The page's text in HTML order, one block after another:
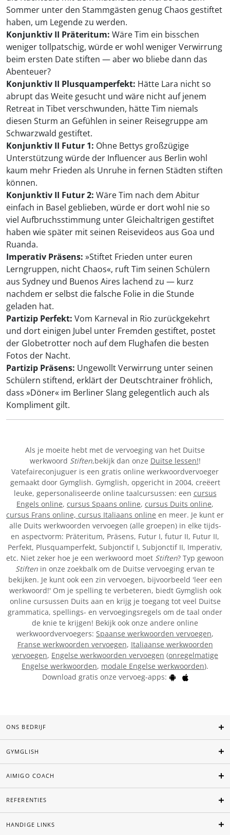
Sommer unter den Stammgästen genug Chaos gestiftet
haben, um Legende zu werden.
Konjunktiv II Präteritum: Wäre Tim ein bisschen
weniger tollpatschig, würde er wohl weniger Verwirrung
beim ersten Date stiften — aber wo bliebe dann das
Abenteuer?
Konjunktiv II Plusquamperfekt: Hätte Lara nicht so
abrupt das Weite gesucht und wäre nicht auf jenem
Retreat in Tibet verschwunden, hätte Tim niemals
diesen Sturm an Gefühlen in seiner Reisegruppe am
Schwarzwald gestiftet.
Konjunktiv II Futur 1: Ohne Bettys großzügige
Unterstützung würde der Influencer aus Berlin wohl
kaum mehr Frieden als Unruhe in fernen Städten stiften
können.
Konjunktiv II Futur 2: Wäre Tim nach dem Abitur
einfach in Basel geblieben, würde er dort wohl nie so
viel Aufbruchsstimmung unter Gleichaltrigen gestiftet
haben wie später mit seinen Reisevideos aus Goa und
Ruanda.
Imperativ Präsens: »Stiftet Frieden unter euren
Lerngruppen, nicht Chaos«, ruft Tim seinen Schülern
aus Sydney und Buenos Aires lachend zu — kurz
nachdem er selbst die falsche Folie in die Stunde
geladen hat.
Partizip Perfekt: Vom Karneval in Rio zurückgekehrt
und dort einigen Jubel unter Fremden gestiftet, postet
der Globetrotter noch auf dem Flughafen die besten
Fotos der Nacht.
Partizip Präsens: Ungewollt Verwirrung unter seinen
Schülern stiftend, erklärt der Deutschtrainer fröhlich,
dass »Döner« im Berliner Slang gelegentlich auch als
Kompliment gilt.
Als je moeite hebt met de vervoeging van het Duitse
werkwoord Stiften,bekijk dan onze Duitse lessen!!
Vatefaireconjuguer is een gratis online werkwoordvervoeger
gemaakt door Gymglish. Gymglish, opgericht in 2004, creëert
leuke, gepersonaliseerde online taalcursussen: een cursus
Engels online, cursus Spaans online, cursus Duits online,
cursus Frans online, cursus Italiaans online en meer. Je kunt er
alle Duits werkwoorden vervoegen (alle groepen) in elke tijds-
en aspectvorm: Präteritum, Präsens, Futur I, futur II, Futur II,
Perfekt, Plusquamperfekt, Subjonctif I, Subjonctif II, Imperativ,
etc. Niet zeker hoe je een werkwoord moet Stiften? Typ gewoon
Stiften in onze zoekbalk om de Duitse vervoeging ervan te
bekijken. Je kunt ook een zin vervoegen, bijvoorbeeld 'leer een
werkwoord!' Om je spelling te verbeteren, biedt Gymglish ook
online cursussen Duits aan en krijg je toegang tot veel Duitse
grammatica, spellings- en vervoegingsregels om de taal onder
de knie te krijgen! Bekijk ook onze andere online
werkwoordvervoegers: Spaanse werkwoorden vervoegen,
Franse werkwoorden vervoegen, Italiaanse werkwoorden
vervoegen, Engelse werkwoorden vervoegen (onregelmatige
Engelse werkwoorden, modale Engelse werkwoorden).
Download gratis onze vervoeg-apps:
ONS BEDRIJF
GYMGLISH
AIMIGO COACH
REFERENTIES
HANDIGE LINKS